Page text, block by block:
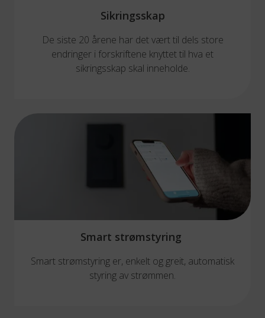
Sikringsskap
De siste 20 årene har det vært til dels store
endringer i forskriftene knyttet til hva et
sikringsskap skal inneholde.
Smart strømstyring
Smart strømstyring er, enkelt og greit, automatisk
styring av strømmen.